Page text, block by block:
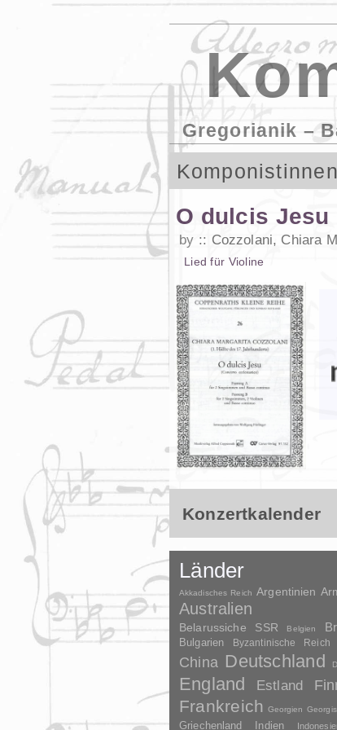
Gregorianik –
Komponistinnen
O dulcis Jesu
by Cozzolani, Chiara
Lied für Violine
Konzertkalender
Länder
Akkadisches Reich Argentinien
Australien
Belarussiche SSR Belgien
Bulgarien Byzantinische Reich
China Deutschland
England Estland
Frankreich Georgien
Griechenland Indien